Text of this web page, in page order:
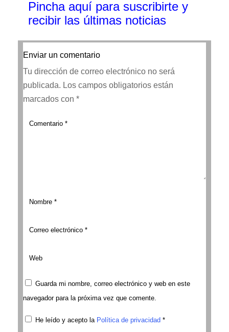
Pincha aquí para suscribirte y
recibir las últimas noticias
Enviar un comentario
Tu dirección de correo electrónico no será
publicada. Los campos obligatorios están
marcados con *
Guarda mi nombre, correo electrónico y web en este
navegador para la próxima vez que comente.
He leído y acepto la Política de privacidad *